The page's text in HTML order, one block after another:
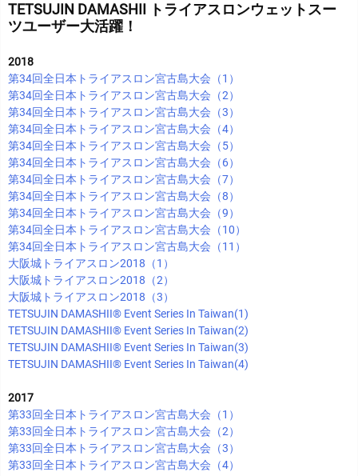
TETSUJIN DAMASHII トライアスロンウェットスー
ツユーザー大活躍！
2018
第34回全日本トライアスロン宮古島大会（1）
第34回全日本トライアスロン宮古島大会（2）
第34回全日本トライアスロン宮古島大会（3）
第34回全日本トライアスロン宮古島大会（4）
第34回全日本トライアスロン宮古島大会（5）
第34回全日本トライアスロン宮古島大会（6）
第34回全日本トライアスロン宮古島大会（7）
第34回全日本トライアスロン宮古島大会（8）
第34回全日本トライアスロン宮古島大会（9）
第34回全日本トライアスロン宮古島大会（10）
第34回全日本トライアスロン宮古島大会（11）
大阪城トライアスロン2018（1）
大阪城トライアスロン2018（2）
大阪城トライアスロン2018（3）
TETSUJIN DAMASHII®︎ Event Series In Taiwan(1)
TETSUJIN DAMASHII®︎ Event Series In Taiwan(2)
TETSUJIN DAMASHII®︎ Event Series In Taiwan(3)
TETSUJIN DAMASHII®︎ Event Series In Taiwan(4)
2017
第33回全日本トライアスロン宮古島大会（1）
第33回全日本トライアスロン宮古島大会（2）
第33回全日本トライアスロン宮古島大会（3）
第33回全日本トライアスロン宮古島大会（4）